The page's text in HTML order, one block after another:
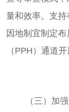
量和效率。支持
因地制宜制定